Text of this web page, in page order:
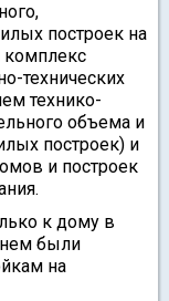
построек на
комплекс
технических
технико-
объема и
построек) и
и построек
к дому в
нем были
на